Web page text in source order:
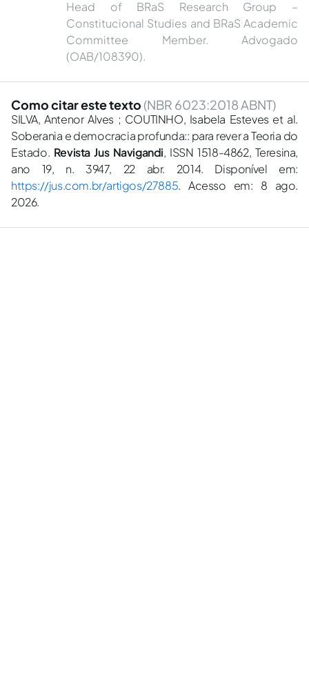
Head of BRaS Research Group –
Constitucional Studies and BRaS Academic
Committee Member. Advogado
(OAB/108390).
Como citar este texto (NBR 6023:2018 ABNT)
SILVA, Antenor Alves ; COUTINHO, Isabela Esteves et al.
Soberania e democracia profunda:: para rever a Teoria do
Estado. Revista Jus Navigandi, ISSN 1518-4862, Teresina,
ano 19, n. 3947, 22 abr. 2014. Disponível em:
https://jus.com.br/artigos/27885. Acesso em: 8 ago.
2026.